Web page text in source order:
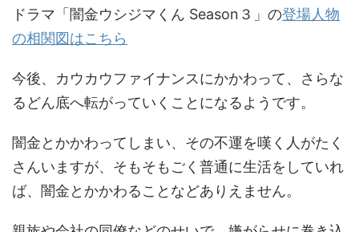
ドラマ「闇金ウシジマくん Season３」の登場人物
の相関図はこちら
今後、カウカウファイナンスにかかわって、さらな
るどん底へ転がっていくことになるようです。
闇金とかかわってしまい、その不運を嘆く人がたく
さんいますが、そもそもごく普通に生活をしていれ
ば、闇金とかかわることなどありえません。